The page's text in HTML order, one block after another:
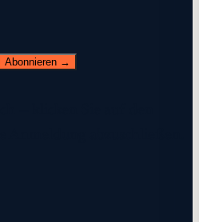
Abonnieren →